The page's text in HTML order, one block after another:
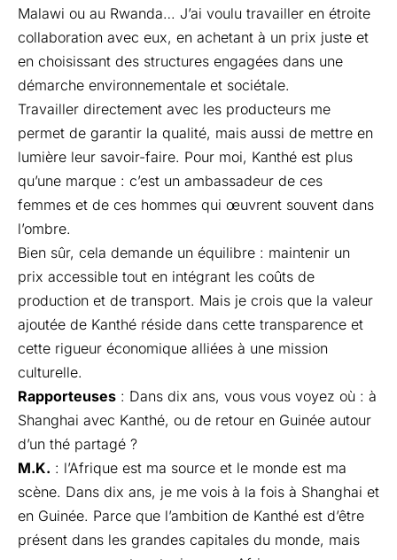
Malawi ou au Rwanda… J’ai voulu travailler en étroite
collaboration avec eux, en achetant à un prix juste et
en choisissant des structures engagées dans une
démarche environnementale et sociétale.
Travailler directement avec les producteurs me
permet de garantir la qualité, mais aussi de mettre en
lumière leur savoir-faire. Pour moi, Kanthé est plus
qu’une marque : c’est un ambassadeur de ces
femmes et de ces hommes qui œuvrent souvent dans
l’ombre.
Bien sûr, cela demande un équilibre : maintenir un
prix accessible tout en intégrant les coûts de
production et de transport. Mais je crois que la valeur
ajoutée de Kanthé réside dans cette transparence et
cette rigueur économique alliées à une mission
culturelle.
Rapporteuses : Dans dix ans, vous vous voyez où : à
Shanghai avec Kanthé, ou de retour en Guinée autour
d’un thé partagé ?
M.K. : l’Afrique est ma source et le monde est ma
scène. Dans dix ans, je me vois à la fois à Shanghai et
en Guinée. Parce que l’ambition de Kanthé est d’être
présent dans les grandes capitales du monde, mais